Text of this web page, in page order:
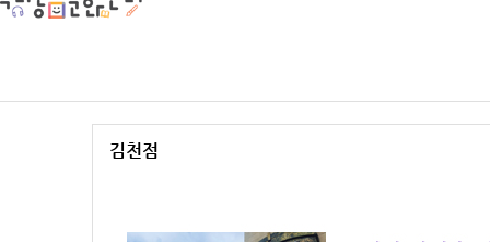
김천점